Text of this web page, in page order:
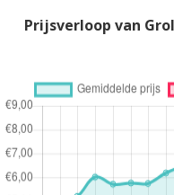
Prijsverloop van